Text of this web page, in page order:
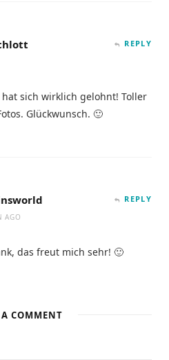
REPLY
sich wirklich gelohnt! Toller
Glückwunsch. 🙂
AGO
REPLY
das freut mich sehr! 🙂
COMMENT